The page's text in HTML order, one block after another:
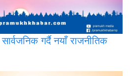
गर्दै नयाँ राजनीतिक